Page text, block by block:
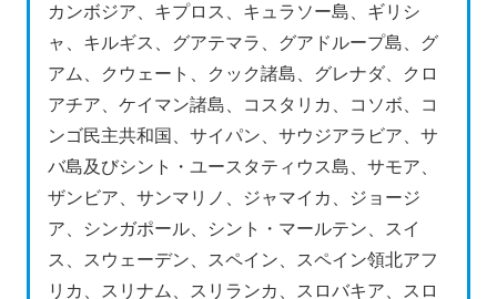
カンボジア、キプロス、キュラソー島、ギリシ
ャ、キルギス、グアテマラ、グアドループ島、グ
アム、クウェート、クック諸島、グレナダ、クロ
アチア、ケイマン諸島、コスタリカ、コソボ、コ
ンゴ民主共和国、サイパン、サウジアラビア、サ
バ島及びシント・ユースタティウス島、サモア、
ザンビア、サンマリノ、ジャマイカ、ジョージ
ア、シンガポール、シント・マールテン、スイ
ス、スウェーデン、スペイン、スペイン領北アフ
リカ、スリナム、スリランカ、スロバキア、スロ